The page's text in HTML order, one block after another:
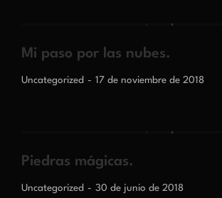
Mi paso por las nubes.
Uncategorized 17 de noviembre de 2018
Piedras mágicas.
Uncategorized 30 de junio de 2018